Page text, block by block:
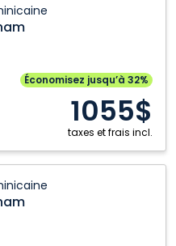
Économisez jusqu’à 32%
1055$
taxes et frais incl.